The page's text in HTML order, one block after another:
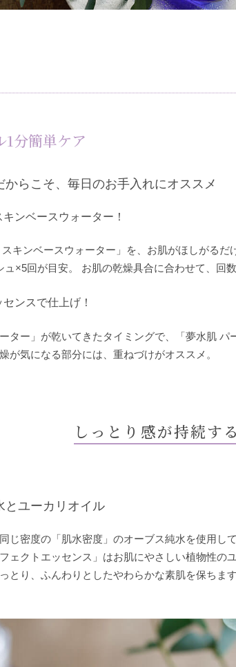
1分簡単ケア
からこそ、毎日のお手入れにオススメ
ンベースウォーター！
キンベースウォーター」を、お肌がほしがるだ
ュ×5回が目安。 お肌の乾燥具合に合わせて、回
ンスで仕上げ！
ター」が乾いてきたタイミングで、「夢水肌
が気になる部分には、重ねづけがオススメ。
しっとり感が持続す
とユーカリオイル
じ密度の「肌水密度」のオーブス純水を使用し
ェクトエッセンス」はお肌にやさしい植物性の
とり、ふんわりとしたやわらかな素肌を保ちます